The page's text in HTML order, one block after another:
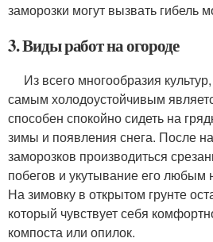
заморозки могут вызвать гибель
3. Виды работ на огороде
Из всего многообразия
самым холодоустойчивым
способен спокойно сидеть на
зимы и появления снега. После
заморозков производиться
побегов и укутывание его
На зимовку в открытом грунте
который чувствует себя
компоста или опилок.